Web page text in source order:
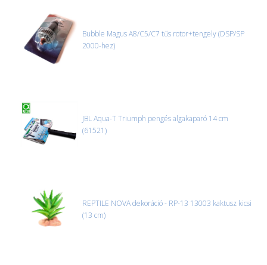
új termékek
új élőlények
MACSKA
ÉLŐ ÉDESVÍZI
ÉLŐ TENGERI
EGYÉB
EXTRA AKCIÓK
Bubble Magus A8/C5/C7 tűs rotor+tengely (DSP/SP
2000-hez)
JBL Aqua-T Triumph pengés algakaparó 14 cm
(61521)
REPTILE NOVA dekoráció - RP-13 13003 kaktusz kicsi
(13 cm)